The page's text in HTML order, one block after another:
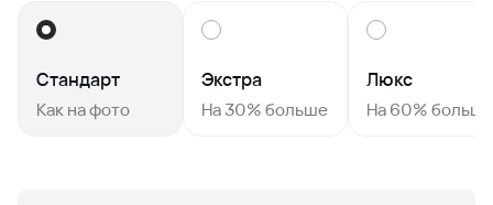
Стандарт
Как на фото
Экстра
На 30% больше
Люкс
На 60% больше